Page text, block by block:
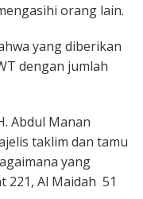
orang lain.
yang diberikan
dengan jumlah
Abdul Manan
taklim dan tamu
yang
221, Al Maidah 51